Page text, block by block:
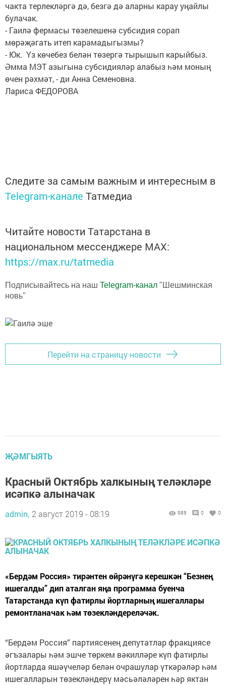
чакта терлекләргә дә, безгә дә аларны карау уңайлы
булачак.
- Гаилә фермасы төзелешенә субсидия сорап
мөрәҗәгать итеп карамадыгызмы?
- Юк. Үз көчебез белән төзергә тырышып карыйбыз.
Әмма МЭТ азыгына субсидияләр алабыз һәм моның
өчен рәхмәт, - ди Анна Семеновна.
Лариса ФЕДОРОВА
Следите за самым важным и интересным в
Telegram-канале Татмедиа
Читайте новости Татарстана в
национальном мессенджере MАХ:
https://max.ru/tatmedia
Подписывайтесь на наш Telegram-канал "Шешминская
новь"
Перейти на страницу новости
ҖӘМГЫЯТЬ
Красный Октябрь халкының теләкләре
исәпкә алыначак
admin, 2 август 2019 - 08:19 988 0 0
«Бердәм Россия» тирәнтен өйрәнүгә керешкән “Безнең
ишегалды” дип аталган яңа программа буенча
Татарстанда күп фатирлы йортларның ишегаллары
ремонтланачак һәм төзекләндереләчәк.
“Бердәм Россия” партиясенең депутатлар фракциясе
әгъзалары һәм эшче төркем вәкилләре күп фатирлы
йортларда яшәүчеләр белән очрашулар үткәрәләр һәм
ишегалларын төзекләндерү мәсьәләләрен һәр яктан